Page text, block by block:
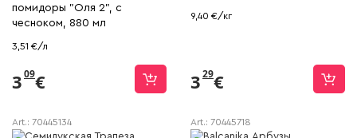
помидоры "Оля 2", с
чесноком, 880 мл
3,51 €/л
309€
9,40 €/кг
329€
Art.: 70445134 Art.: 70445718